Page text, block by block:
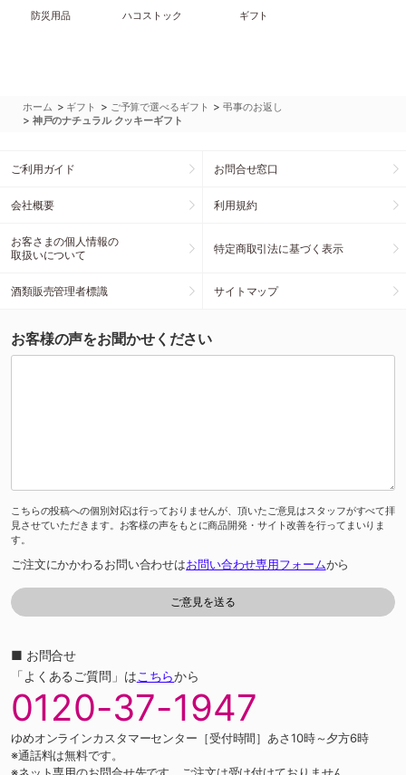
防災用品 ハコストック ギフト
ホーム > ギフト > ご予算で選べるギフト >弔事のお返し
> 神戸のナチュラル クッキーギフト
ご利用ガイド お問合せ窓口
会社概要 利用規約
お客さまの個人情報の
取扱いについて
特定商取引法に基づく表示
酒類販売管理者標識 サイトマップ
お客様の声をお聞かせください
こちらの投稿への個別対応は行っておりませんが、頂いたご意見はスタッフがすべて拝
見させていただきます。お客様の声をもとに商品開発・サイト改善を行ってまいりま
す。
ご注文にかかわるお問い合わせはお問い合わせ専用フォームから
■ お問合せ
「よくあるご質問」はこちらから
0120-37-1947
ゆめオンラインカスタマーセンター［受付時間］あさ10時～夕方6時
※通話料は無料です。